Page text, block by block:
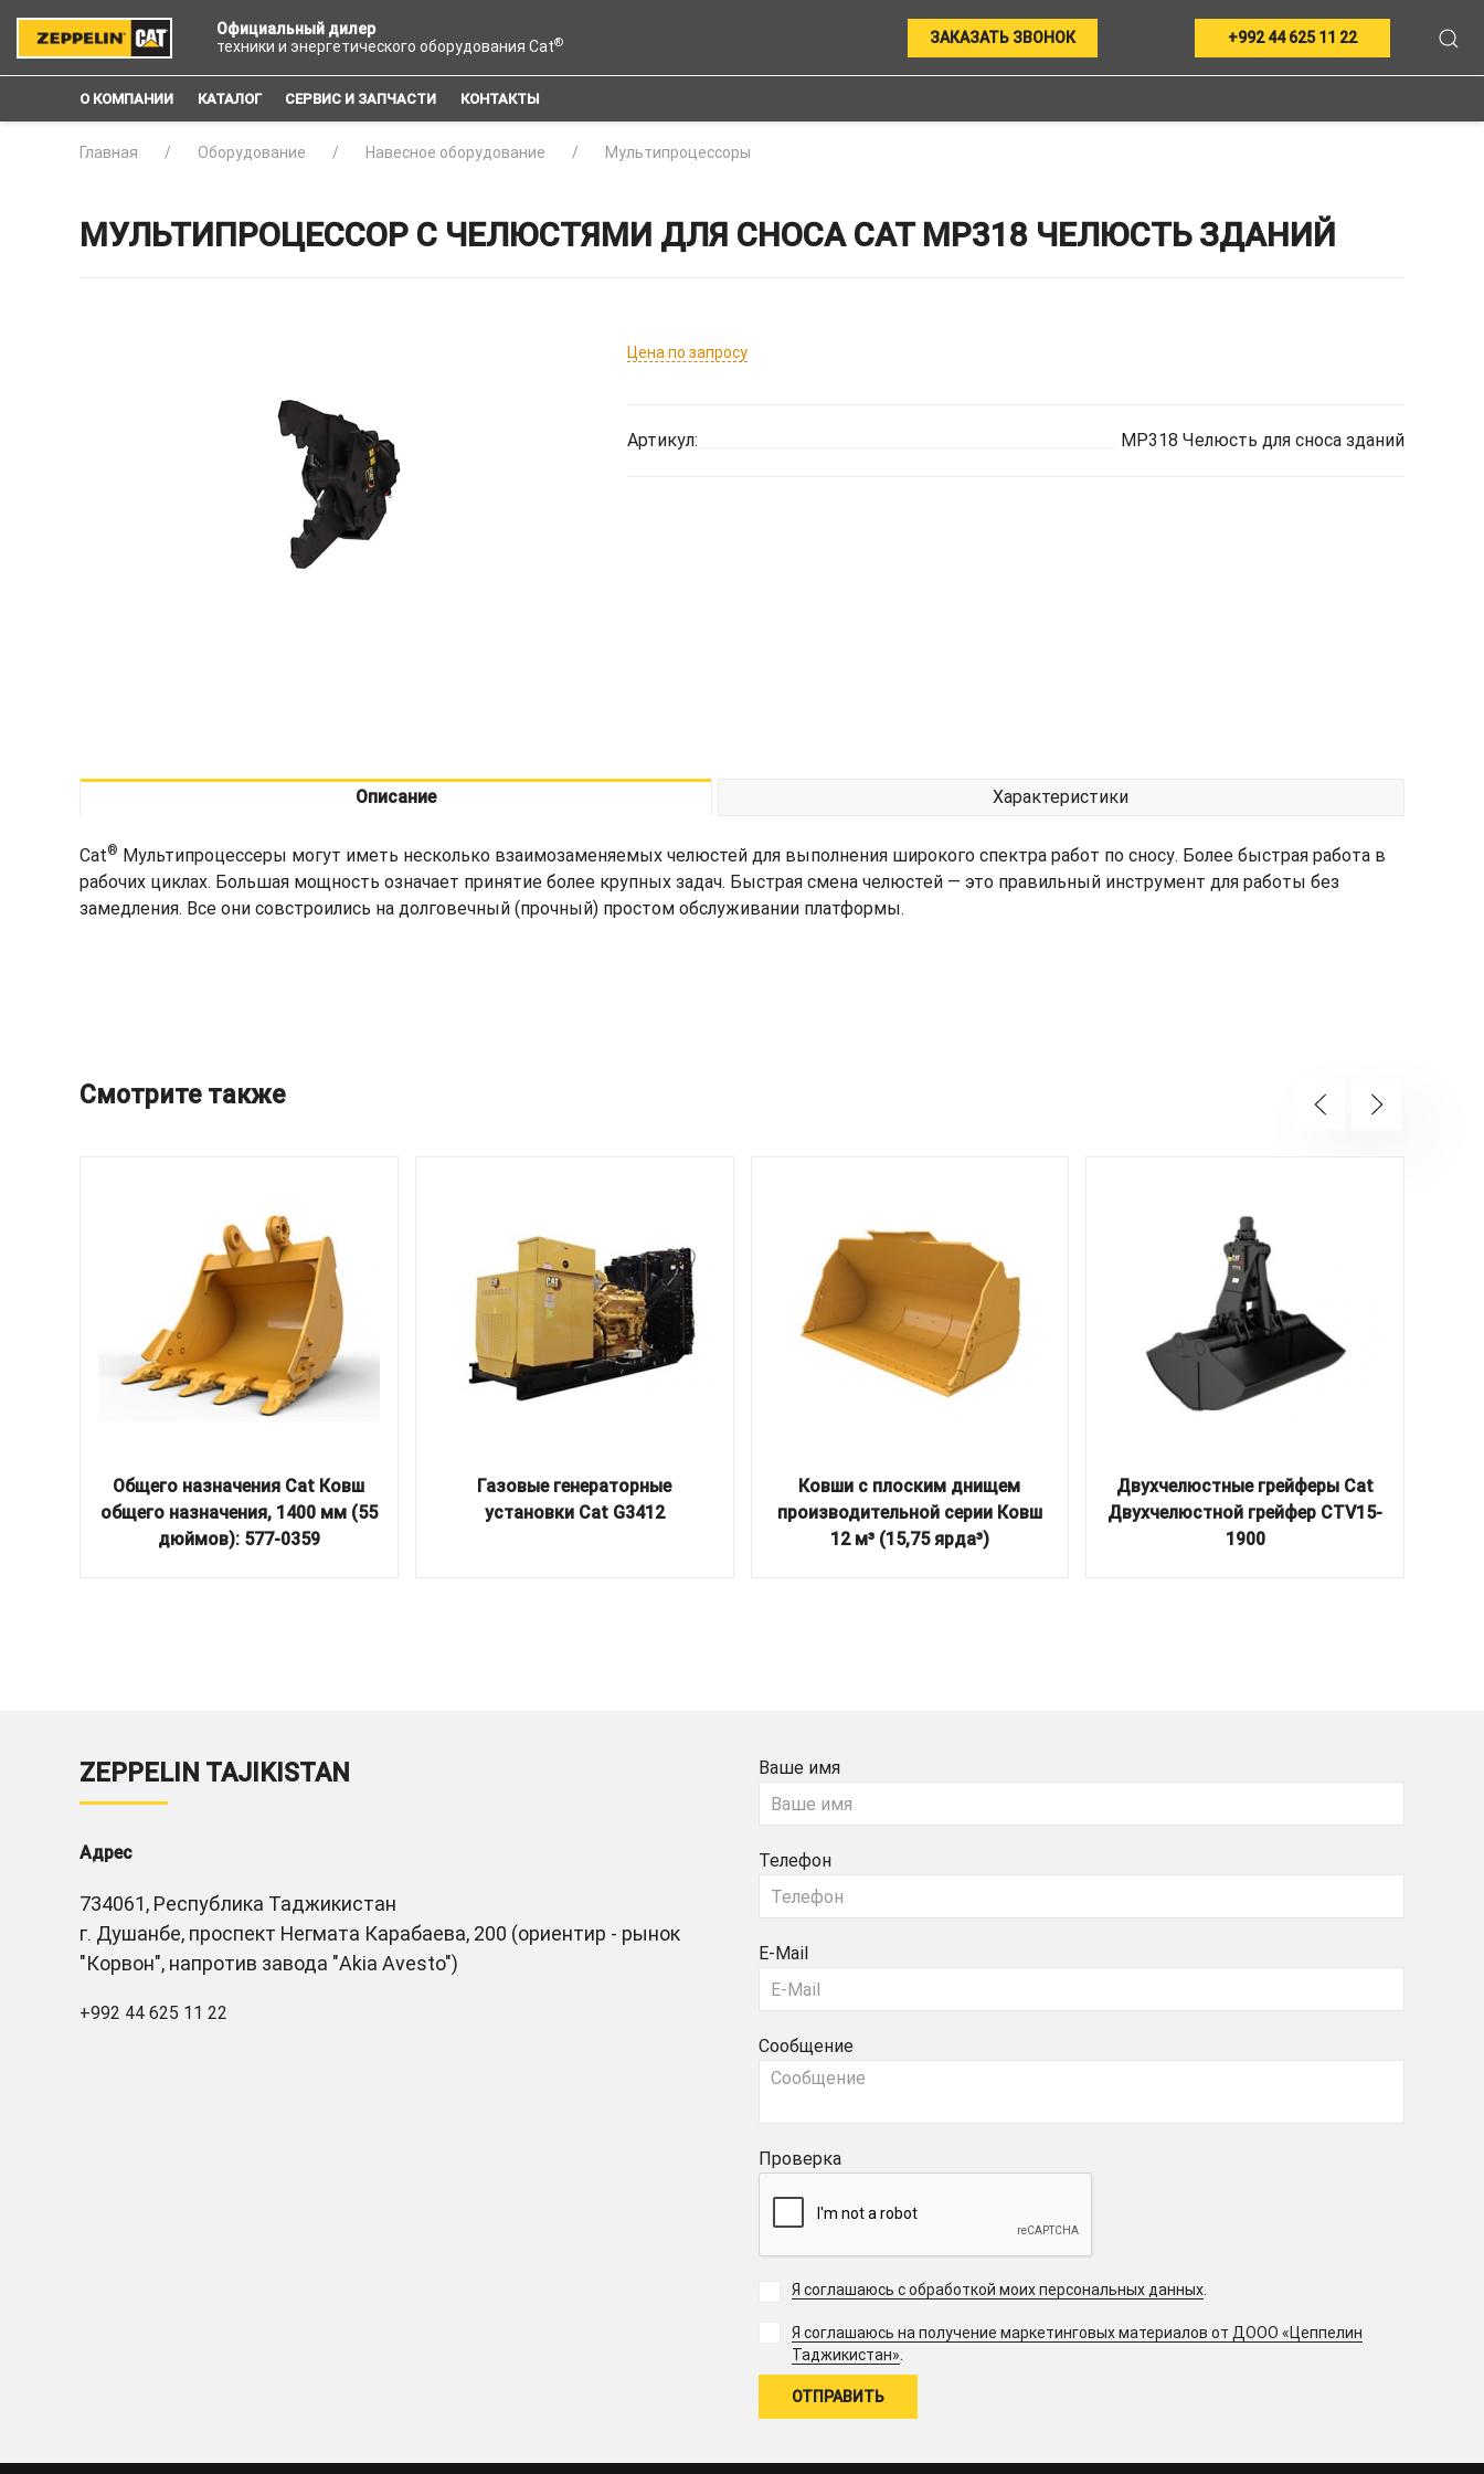
Официальный дилер
техники и энергетического оборудования Cat® ЗАКАЗАТЬ ЗВОНОК +992 44 625 11 22
О КОМПАНИИ КАТАЛОГ СЕРВИС И ЗАПЧАСТИ КОНТАКТЫ
Главная Оборудование Навесное оборудование Мультипроцессоры
МУЛЬТИПРОЦЕССОР С ЧЕЛЮСТЯМИ ДЛЯ СНОСА CAT MP318 ЧЕЛЮСТЬ ЗДАНИЙ
Цена по запросу
Артикул: MP318 Челюсть для сноса зданий
Описание Характеристики
Cat® Мультипроцессеры могут иметь несколько взаимозаменяемых челюстей для выполнения широкого спектра работ по сносу. Более быстрая работа в
рабочих циклах. Большая мощность означает принятие более крупных задач. Быстрая смена челюстей — это правильный инструмент для работы без
замедления. Все они совстроились на долговечный (прочный) простом обслуживании платформы.
Смотрите также
Общего назначения Cat Ковш
общего назначения, 1400 мм (55
дюймов): 577-0359
Газовые генераторные
установки Cat G3412
Ковши с плоским днищем
производительной серии Ковш
12 м³ (15,75 ярда³)
Двухчелюстные грейферы Cat
Двухчелюстной грейфер CTV15-
1900
ZEPPELIN TAJIKISTAN
Адрес
734061, Республика Таджикистан
г. Душанбе, проспект Негмата Карабаева, 200 (ориентир - рынок
"Корвон", напротив завода "Akia Avesto")
+992 44 625 11 22
Ваше имя
Телефон
E-Mail
Сообщение
Проверка
Я соглашаюсь с обработкой моих персональных данных
Я соглашаюсь на получение маркетинговых материалов от ДООО «Цеппелин
Таджикистан».